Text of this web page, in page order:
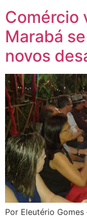
Comércio
Marabá
novos
Por Eleutério